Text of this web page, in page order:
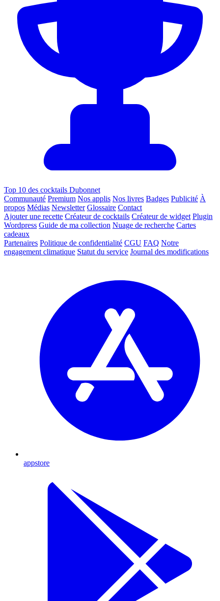
Top 10 des cocktails Dubonnet
Communauté Premium Nos applis Nos livres Badges Publicité À
propos Médias Newsletter Glossaire Contact
Ajouter une recette Créateur de cocktails Créateur de widget Plugin
Wordpress Guide de ma collection Nuage de recherche Cartes
cadeaux
Partenaires Politique de confidentialité CGU FAQ Notre
engagement climatique Statut du service Journal des modifications
appstore